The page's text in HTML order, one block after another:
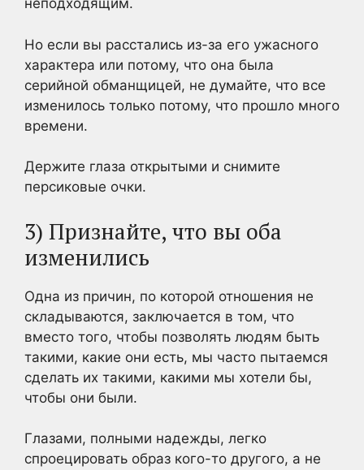
неподходящим.
Но если вы расстались из-за его ужасного
характера или потому, что она была
серийной обманщицей, не думайте, что все
изменилось только потому, что прошло много
времени.
Держите глаза открытыми и снимите
персиковые очки.
3) Признайте, что вы оба
изменились
Одна из причин, по которой отношения не
складываются, заключается в том, что
вместо того, чтобы позволять людям быть
такими, какие они есть, мы часто пытаемся
сделать их такими, какими мы хотели бы,
чтобы они были.
Глазами, полными надежды, легко
спроецировать образ кого-то другого, а не